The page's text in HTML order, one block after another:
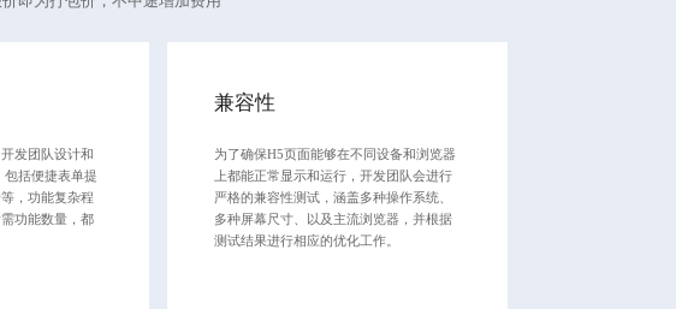
发团队设计和
包括便捷表单提
，功能复杂程
功能数量，都
兼容性
为了确保H5页面能够在不同设备和浏览器
上都能正常显示和运行，开发团队会进行
严格的兼容性测试，涵盖多种操作系统、
多种屏幕尺寸、以及主流浏览器，并根据
测试结果进行相应的优化工作。